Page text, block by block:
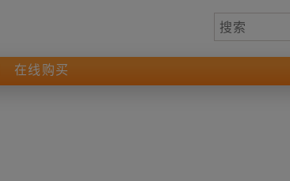
在线购买